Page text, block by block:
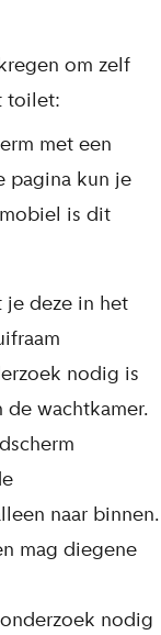
om zelf
toilet:
met een
pagina kun je
is dit
je deze in het
nodig is
de wachtkamer.
naar binnen.
mag diegene
nodig